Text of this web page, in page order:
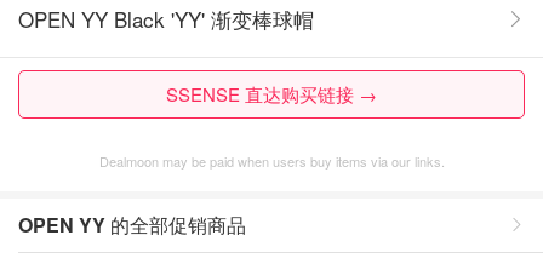
OPEN YY Black 'YY' 渐变棒球帽
SSENSE 直达购买链接 →
Dealmoon may be paid when users buy items via our links.
OPEN YY 的全部促销商品